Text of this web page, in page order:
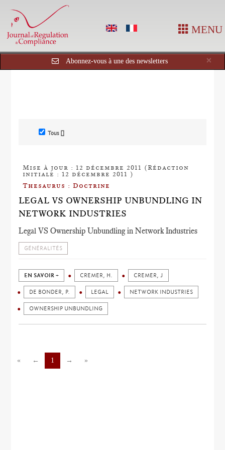
MENU
×
Abonnez-vous à une des newsletters
Tous []
Mise à jour : 12 décembre 2011 (Rédaction
initiale : 12 décembre 2011 )
Thesaurus : Doctrine
LEGAL VS OWNERSHIP UNBUNDLING IN
NETWORK INDUSTRIES
Legal VS Ownership Unbundling in Network Industries
GÉNÉRALITÉS
EN SAVOIR + CREMER, H. CREMER, J
DE BONDER, P. LEGAL NETWORK INDUSTRIES
OWNERSHIP UNBUNDLING
« ← 1 → »